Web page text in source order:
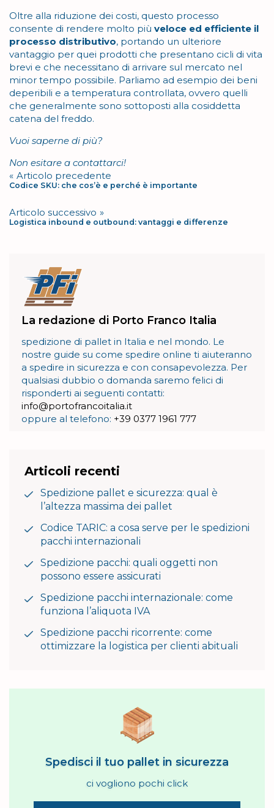
Oltre alla riduzione dei costi, questo processo
consente di rendere molto più veloce ed efficiente il
processo distributivo, portando un ulteriore
vantaggio per quei prodotti che presentano cicli di vita
brevi e che necessitano di arrivare sul mercato nel
minor tempo possibile. Parliamo ad esempio dei beni
deperibili e a temperatura controllata, ovvero quelli
che generalmente sono sottoposti alla cosiddetta
catena del freddo.
Vuoi saperne di più?
Non esitare a contattarci!
Navigazione
articoli
Articolo precedente
Codice SKU: che cos’è e perché è importante
Articolo successivo
Logistica inbound e outbound: vantaggi e differenze
La redazione di Porto Franco Italia
spedizione di pallet in Italia e nel mondo. Le
nostre guide su come spedire online ti aiuteranno
a spedire in sicurezza e con consapevolezza. Per
qualsiasi dubbio o domanda saremo felici di
risponderti ai seguenti contatti:
info@portofrancoitalia.it
oppure al telefono: +39 0377 1961 777
Articoli recenti
Spedizione pallet e sicurezza: qual è
l’altezza massima dei pallet
Codice TARIC: a cosa serve per le spedizioni
pacchi internazionali
Spedizione pacchi: quali oggetti non
possono essere assicurati
Spedizione pacchi internazionale: come
funziona l’aliquota IVA
Spedizione pacchi ricorrente: come
ottimizzare la logistica per clienti abituali
Spedisci il tuo pallet in sicurezza
ci vogliono pochi click